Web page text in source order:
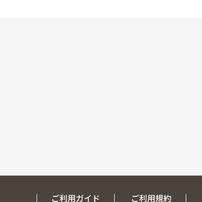
ご利用ガイド ご利用規約